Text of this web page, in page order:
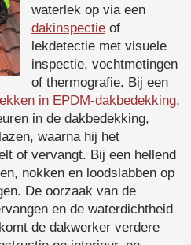
waterlek op via een
dakinspectie of
lekdetectie met visuele
inspectie, vochtmetingen
of thermografie. Bij een
in EPDM-dakbedekking,
in de dakbedekking,
waarna hij het
of vervangt. Bij een hellend
nokken en loodslabben op
De oorzaak van de
en de waterdichtheid
de dakwerker verdere